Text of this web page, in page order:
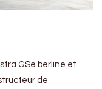
GSe berline et
de